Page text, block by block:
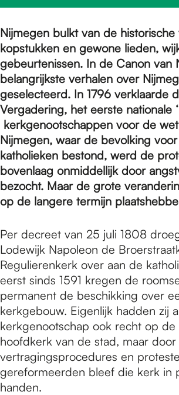
m
e
p
a
g
e
Nijmegen bulkt van de historische
kopstukken en gewone lieden,
gebeurtenissen. In de Canon van
belangrijkste verhalen over
geselecteerd. In 1796 verklaarde
Vergadering, het eerste nationale
kerkgenootschappen voor de
Nijmegen, waar de bevolking
katholieken bestond, werd de
bovenlaag onmiddellijk door
bezocht. Maar de grote
op de langere termijn
Per decreet van 25 juli 1808
Lodewijk Napoleon de
Regulierenkerk over aan de
eerst sinds 1591 kregen de
permanent de beschikking over
kerkgebouw. Eigenlijk hadden zij
kerkgenootschap ook recht op de
hoofdkerk van de stad, maar door
vertragingsprocedures en
gereformeerden bleef die kerk in
handen.